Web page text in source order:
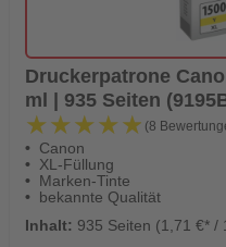
Druckerpatrone
ml | 935 Seiten
★★★★★
★★★★★ (8
Canon
XL-Füllung
Marken-Tinte
bekannte Qualität
Inhalt: 935 Seiten (1,71 €* /